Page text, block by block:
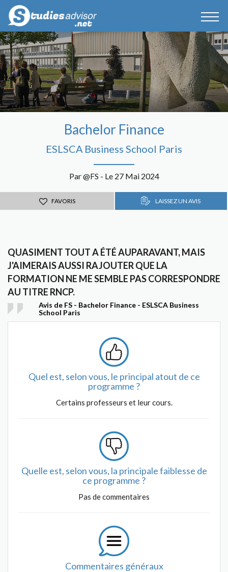
Bachelor Finance
ESLSCA Business School Paris
Par @FS - Le 27 Mai 2024
FAVORIS LAISSEZ UN AVIS
QUASIMENT TOUT A ÉTÉ AUPARAVANT, MAIS
J'AIMERAIS AUSSI RAJOUTER QUE LA
FORMATION NE ME SEMBLE PAS CORRESPONDRE
AU TITRE RNCP.
Avis de FS - Bachelor Finance - ESLSCA Business
School Paris
Quel est, selon vous, le principal atout de ce
programme ?
Certains professeurs et leur cours.
Quelle est, selon vous, la principale faiblesse de
ce programme ?
Pas de commentaires
Commentaires généraux